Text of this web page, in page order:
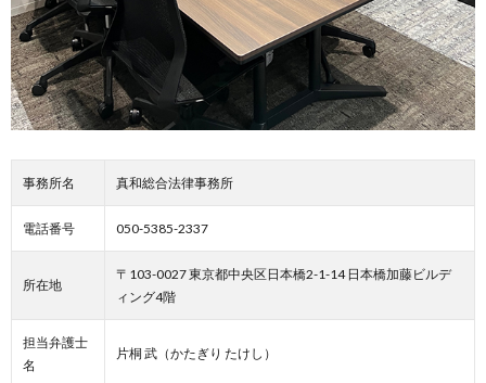
事務所名 真和総合法律事務所
電話番号 050-5385-2337
所在地
〒103-0027 東京都中央区日本橋2-1-14 日本橋加藤ビルデ
ィング4階
担当弁護士
名
片桐 武（かたぎり たけし）